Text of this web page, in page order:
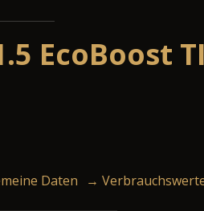
EcoBoost
Daten →